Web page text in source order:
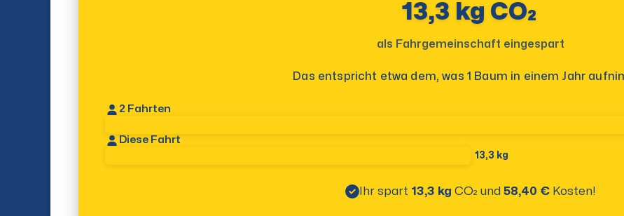
13,3 kg CO₂
als Fahrgemeinschaft eingespart
Das entspricht etwa dem, was 1 Baum in einem Jahr
2 Fahrten
Diese Fahrt
13,3 kg
Ihr spart 13,3 kg CO₂ und 58,40 € Kosten!